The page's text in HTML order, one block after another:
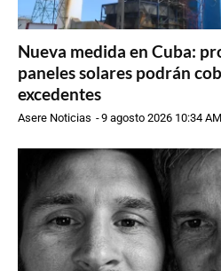
Nueva medida en Cuba:
paneles solares podrán
excedentes
Asere Noticias -9 agosto 2026 10:34 AM